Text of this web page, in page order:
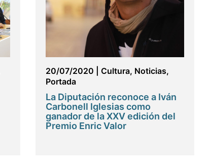
20/07/2020 Cultura, Noticias,
Portada
La Diputación reconoce a Iván
Carbonell Iglesias como
ganador de la XXV edición del
Premio Enric Valor